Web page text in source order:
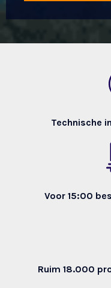
Technische
Voor 15:00
Ruim 18.000